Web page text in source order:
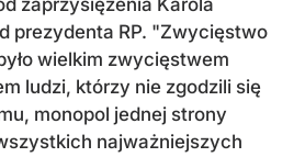
zaprzysiężenia Karola
prezydenta RP. "Zwycięstwo
wielkim zwycięstwem
ludzi, którzy nie zgodzili się
monopol jednej strony
najważniejszych